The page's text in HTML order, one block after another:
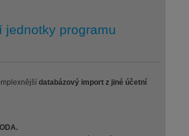
jednotky programu
databázový import z jiné účetní